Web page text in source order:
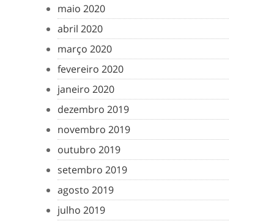
maio 2020
abril 2020
março 2020
fevereiro 2020
janeiro 2020
dezembro 2019
novembro 2019
outubro 2019
setembro 2019
agosto 2019
julho 2019